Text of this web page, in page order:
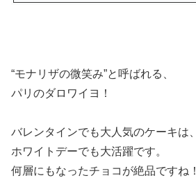
“モナリザの微笑み”と呼ばれる、
パリのダロワイヨ！
バレンタインでも大人気のケーキは、
ホワイトデーでも大活躍です。
何層にもなったチョコが絶品ですね！